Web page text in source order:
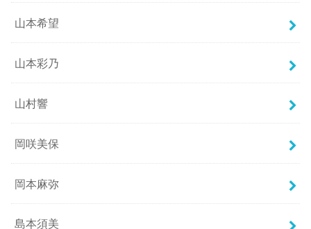
山本希望
山本彩乃
山村響
岡咲美保
岡本麻弥
島本須美